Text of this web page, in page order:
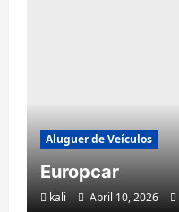
Aluguer de Veículos
Europcar
kali Abril 10, 2026